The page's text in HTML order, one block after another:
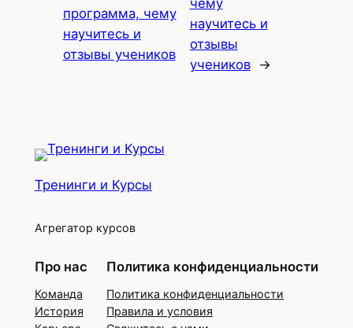
программа, чему
научитесь и
отзывы учеников
научитесь и
отзывы
учеников
→
Тренинги и Курсы
Агрегатор курсов
Про нас
Команда
История
Политика конфиденциальности
Политика конфиденциальности
Правила и условия